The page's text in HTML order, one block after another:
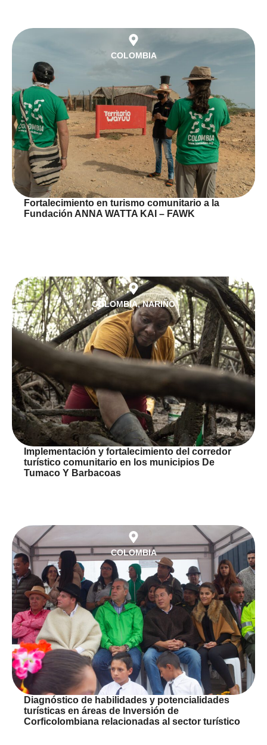
COLOMBIA
Fortalecimiento en turismo comunitario a la
Fundación ANNA WATTA KAI – FAWK
COLOMBIA,NARIÑO
Implementación y fortalecimiento del corredor
turístico comunitario en los municipios De
Tumaco Y Barbacoas
COLOMBIA
Diagnóstico de habilidades y potencialidades
turísticas en áreas de Inversión de
Corficolombiana relacionadas al sector turístico